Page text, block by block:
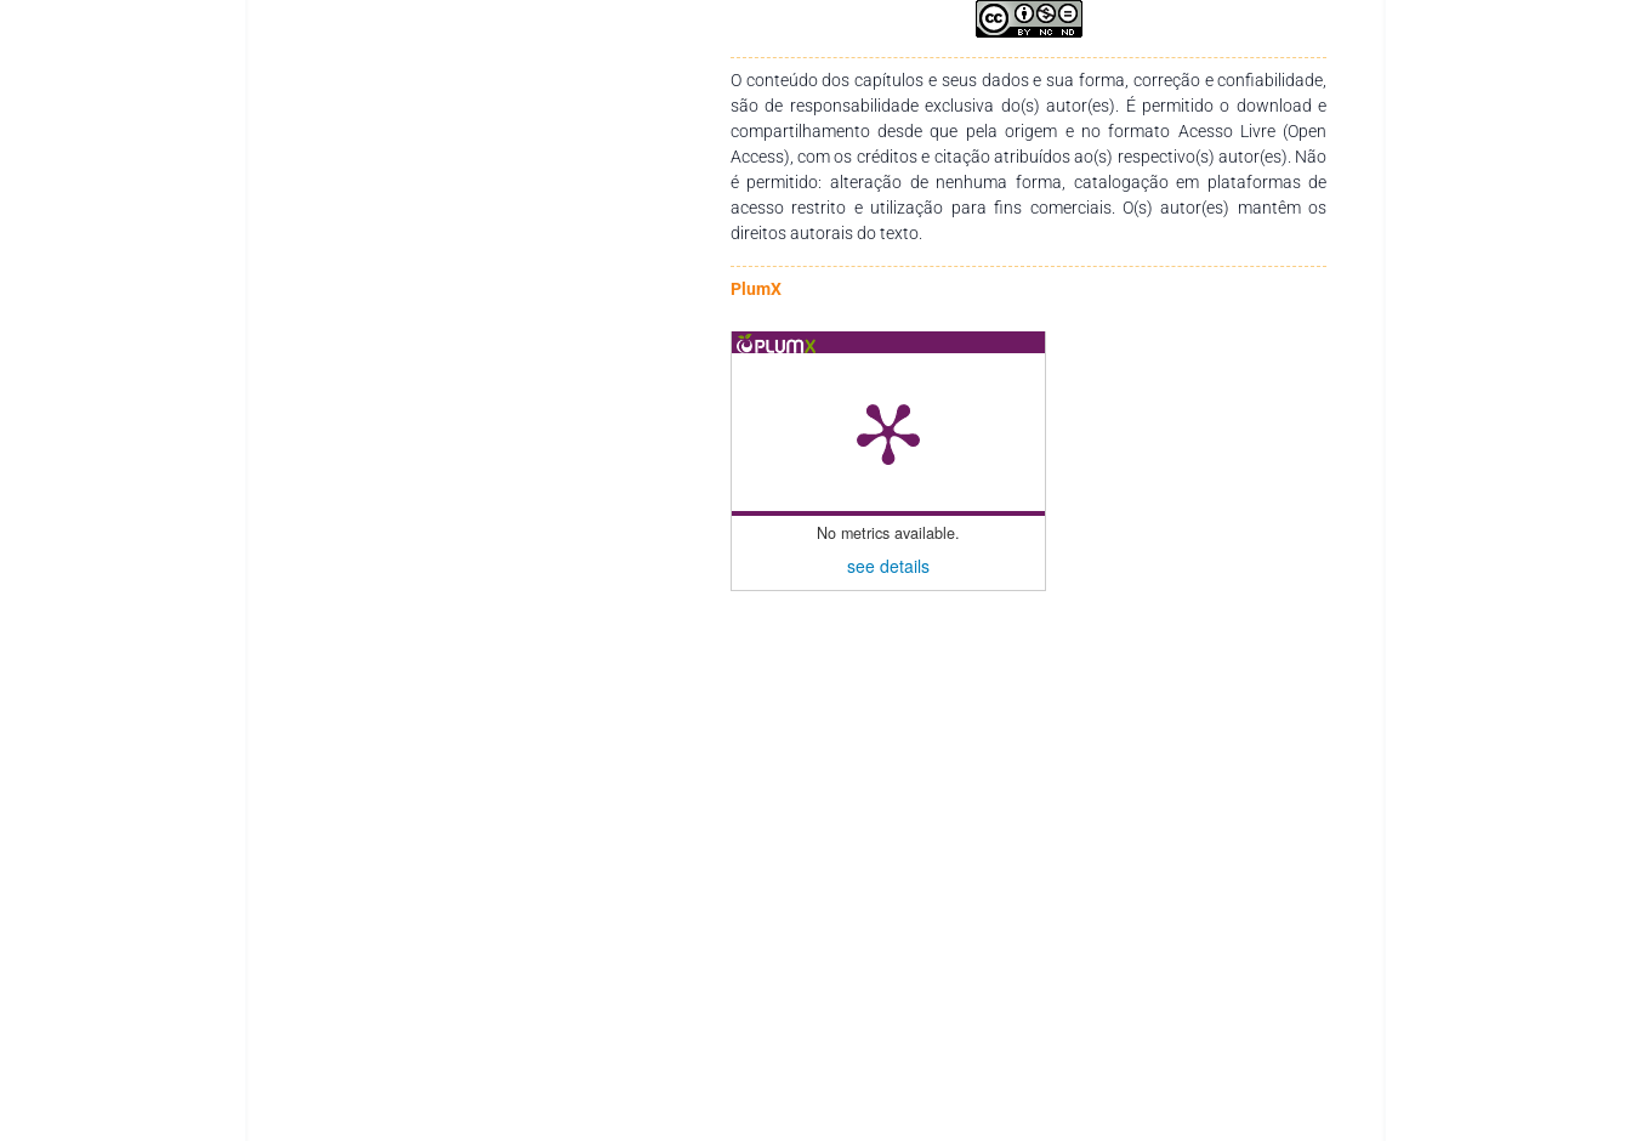
O conteúdo dos capítulos e seus dados e sua forma, correção e confiabilidade,
são de responsabilidade exclusiva do(s) autor(es). É permitido o download e
compartilhamento desde que pela origem e no formato Acesso Livre (Open
Access), com os créditos e citação atribuídos ao(s) respectivo(s) autor(es). Não
é permitido: alteração de nenhuma forma, catalogação em plataformas de
acesso restrito e utilização para fins comerciais. O(s) autor(es) mantêm os
direitos autorais do texto.
PlumX
No metrics available.
see details